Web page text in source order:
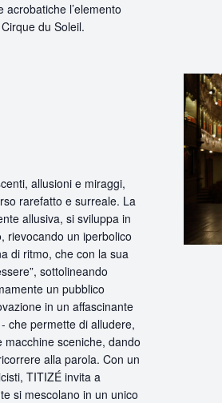
l’elemento
du Soleil.
allusioni e miraggi,
rarefatto e surreale. La
allusiva, si sviluppa in
rievocando un iperbolico
di ritmo, che con la sua
sottolineando
un pubblico
in un affascinante
che permette di alludere,
macchine sceniche, dando
alla parola. Con un
TITIZÉ invita a
si mescolano in un unico